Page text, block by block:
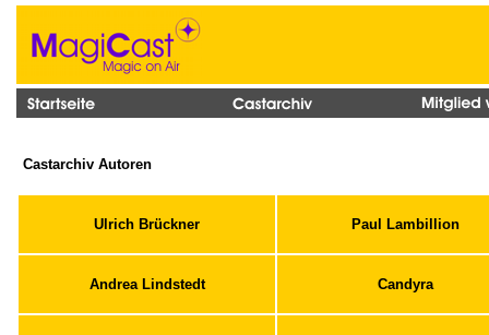
Castarchiv Autoren
Ulrich Brückner Paul Lambillion
Andrea Lindstedt Candyra